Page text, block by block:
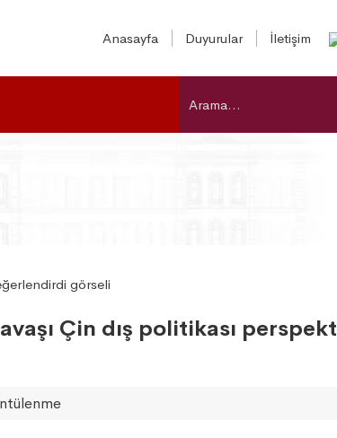
Anasayfa Duyurular İletişim
Çin dış politikası